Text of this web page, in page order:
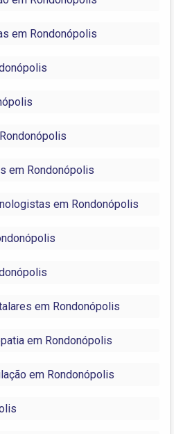
em Rondonópolis
em Rondonópolis
em Rondonópolis
em Rondonópolis
em Rondonópolis
em Rondonópolis